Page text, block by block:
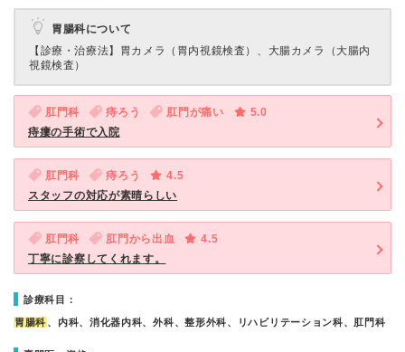
胃腸科について
【診療・治療法】 胃カメラ（胃内視鏡検査）、大腸カメラ（大腸内
視鏡検査）
肛門科 痔ろう 肛門が痛い
5.0
痔瘻の手術で入院
肛門科 痔ろう
4.5
スタッフの対応が素晴らしい
肛門科 肛門から出血
4.5
丁寧に診察してくれます。
診療科目：
胃腸科 、内科、消化器内科、外科、整形外科、リハビリテーション科、肛門科